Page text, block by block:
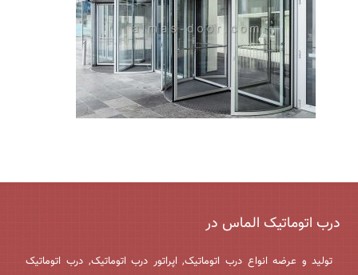
درب اتوماتیک الماس در
تولید و عرضه انواع درب اتوماتیک, اپراتور درب اتوماتیک, درب اتوماتیک